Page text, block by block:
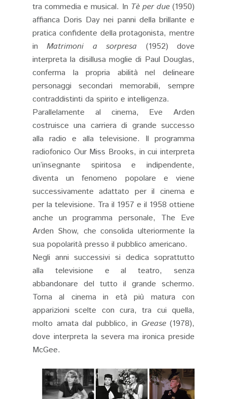
tra commedia e musical. In Tè per due(1950)
affianca Doris Day nei panni della brillante e
pratica confidente della protagonista, mentre
inMatrimoni a sorpresa (1952) dove
interpreta la disillusa moglie di Paul Douglas,
conferma la propria abilità nel delineare
personaggi secondari memorabili, sempre
contraddistinti da spirito e intelligenza.
Parallelamente al cinema, Eve Arden
costruisce una carriera di grande successo
alla radio e alla televisione. Il programma
radiofonico Our Miss Brooks, in cui interpreta
un’insegnante spiritosa e indipendente,
diventa un fenomeno popolare e viene
successivamente adattato per il cinema e
per la televisione. Tra il 1957 e il 1958 ottiene
anche un programma personale, The Eve
Arden Show, che consolida ulteriormente la
sua popolarità presso il pubblico americano.
Negli anni successivi si dedica soprattutto
alla televisione e al teatro, senza
abbandonare del tutto il grande schermo.
Torna al cinema in età più matura con
apparizioni scelte con cura, tra cui quella,
molto amata dal pubblico, in Grease (1978),
dove interpreta la severa ma ironica preside
McGee.